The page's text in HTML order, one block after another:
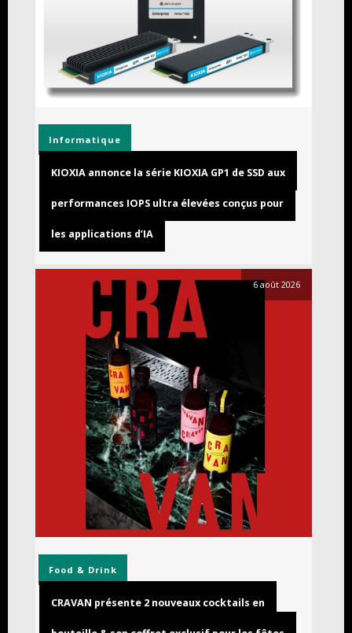
Informatique
KIOXIA annonce la série KIOXIA GP1 de SSD aux
performances IOPS ultra élevées conçus pour
les applications d’IA
6 août 2026
Food & Drink
CRAVAN présente 2 nouveaux cocktails en